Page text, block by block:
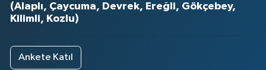
(Alaplı, Çaycuma, Devrek, Ereğli, Gökçebey,
Kilimli, Kozlu)
Ankete Katıl